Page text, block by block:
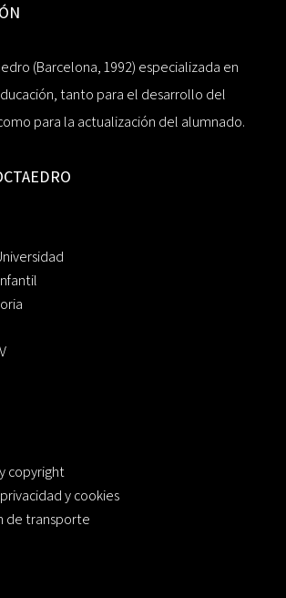
(Barcelona, 1992) especializada en
tanto para el desarrollo del
para la actualización del alumnado.
copyright
y cookies
de transporte